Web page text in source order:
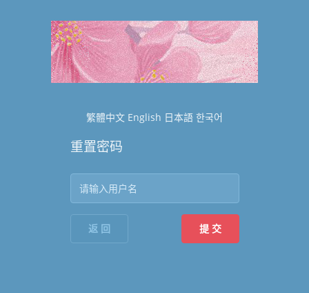
繁體中文 English 日本語 한국어
重置密码
返 回 提 交